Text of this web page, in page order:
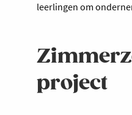
leerlingen om
project